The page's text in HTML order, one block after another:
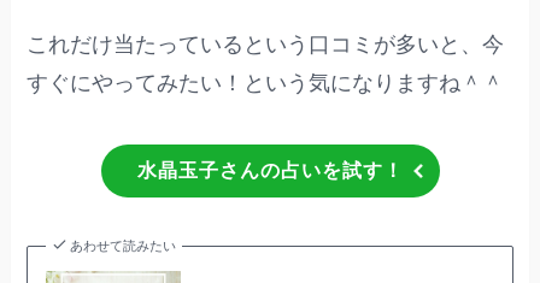
これだけ当たっているという口コミが多いと、今
すぐにやってみたい！という気になりますね＾＾
水晶玉子さんの占いを試す！
あわせて読みたい